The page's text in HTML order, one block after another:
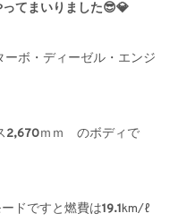
てまいりました😎💎
ボ・ディーゼル・エンジ
2,670ｍｍ のボディで
ドですと燃費は19.1km/ℓ